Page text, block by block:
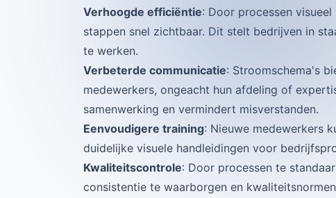
Verhoogde efficiëntie: Door processen
stappen snel zichtbaar. Dit stelt bedrijven in
te werken.
Verbeterde communicatie: Stroomschema's
medewerkers, ongeacht hun afdeling of
samenwerking en vermindert misverstanden.
Eenvoudigere training: Nieuwe medewerkers
duidelijke visuele handleidingen voor
Kwaliteitscontrole: Door processen te
consistentie te waarborgen en